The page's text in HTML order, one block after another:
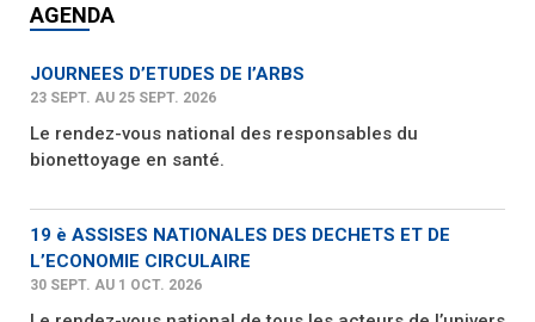
AGENDA
JOURNEES D’ETUDES DE l’ARBS
23 SEPT. AU 25 SEPT. 2026
Le rendez-vous national des responsables du
bionettoyage en santé.
19 è ASSISES NATIONALES DES DECHETS ET DE
L’ECONOMIE CIRCULAIRE
30 SEPT. AU 1 OCT. 2026